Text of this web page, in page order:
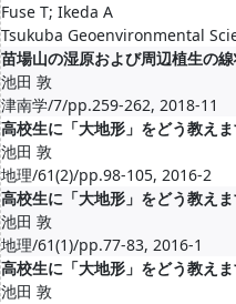
Fuse T; Ikeda A
Tsukuba Geoenvironmental
苗場山の湿原および周辺植生の
池田 敦
津南学/7/pp.259-262, 2018-11
高校生に「大地形」をどう教え
池田 敦
地理/61(2)/pp.98-105, 2016-2
高校生に「大地形」をどう教え
池田 敦
地理/61(1)/pp.77-83, 2016-1
高校生に「大地形」をどう教え
池田 敦